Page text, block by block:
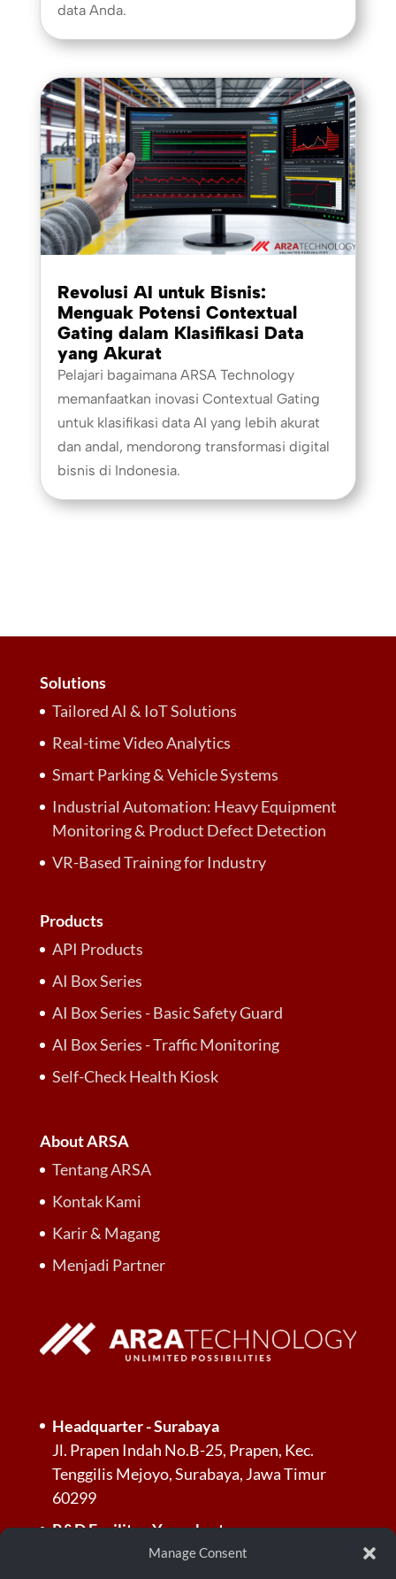
Manage Consent
data Anda.
Revolusi AI untuk Bisnis:
Menguak Potensi Contextual
Gating dalam Klasifikasi Data
yang Akurat
Pelajari bagaimana ARSA Technology
memanfaatkan inovasi Contextual Gating
untuk klasifikasi data AI yang lebih akurat
dan andal, mendorong transformasi digital
bisnis di Indonesia.
Solutions
Tailored AI & IoT Solutions
Real-time Video Analytics
Smart Parking & Vehicle Systems
Industrial Automation: Heavy Equipment
Monitoring & Product Defect Detection
VR-Based Training for Industry
Products
API Products
AI Box Series
AI Box Series - Basic Safety Guard
AI Box Series - Traffic Monitoring
Self-Check Health Kiosk
About ARSA
Tentang ARSA
Kontak Kami
Karir & Magang
Menjadi Partner
Headquarter - Surabaya
Jl. Prapen Indah No.B-25, Prapen, Kec.
Tenggilis Mejoyo, Surabaya, Jawa Timur
60299
R&D Facility - Yogyakarta
Jl. Palagan Tentara Pelajar, Dusun Jl.